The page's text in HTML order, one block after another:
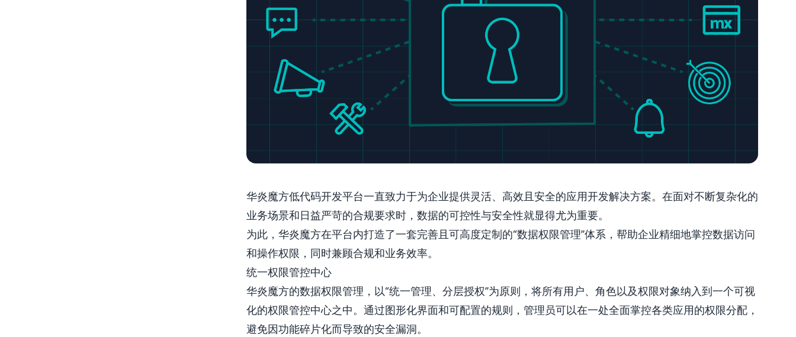
华炎魔方低代码开发平台一直致力于为企业提供灵活、高效且安全的应用开发解决方案。在面对不断复杂化的
业务场景和日益严苛的合规要求时，数据的可控性与安全性就显得尤为重要。
为此，华炎魔方在平台内打造了一套完善且可高度定制的“数据权限管理”体系，帮助企业精细地掌控数据访问
和操作权限，同时兼顾合规和业务效率。
统一权限管控中心
华炎魔方的数据权限管理，以“统一管理、分层授权”为原则，将所有用户、角色以及权限对象纳入到一个可视
化的权限管控中心之中。通过图形化界面和可配置的规则，管理员可以在一处全面掌控各类应用的权限分配，
避免因功能碎片化而导致的安全漏洞。